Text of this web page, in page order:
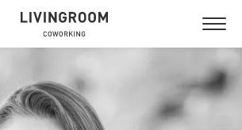
NYTORGET GUSTAVSBERG